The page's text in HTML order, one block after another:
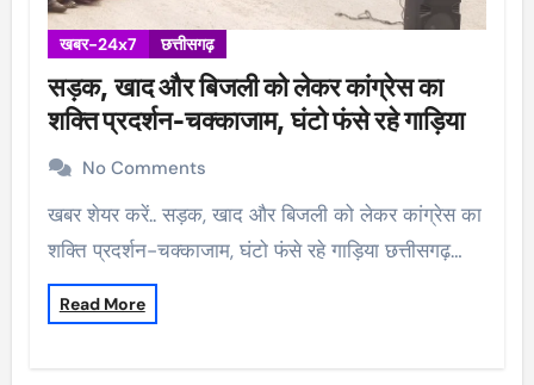
खबर-24x7 छत्तीसगढ़
सड़क, खाद और बिजली को लेकर कांग्रेस का
शक्ति प्रदर्शन-चक्काजाम, घंटो फंसे रहे गाड़िया
No Comments
खबर शेयर करें.. सड़क, खाद और बिजली को लेकर कांग्रेस का
शक्ति प्रदर्शन-चक्काजाम, घंटो फंसे रहे गाड़िया छत्तीसगढ़…
Read More